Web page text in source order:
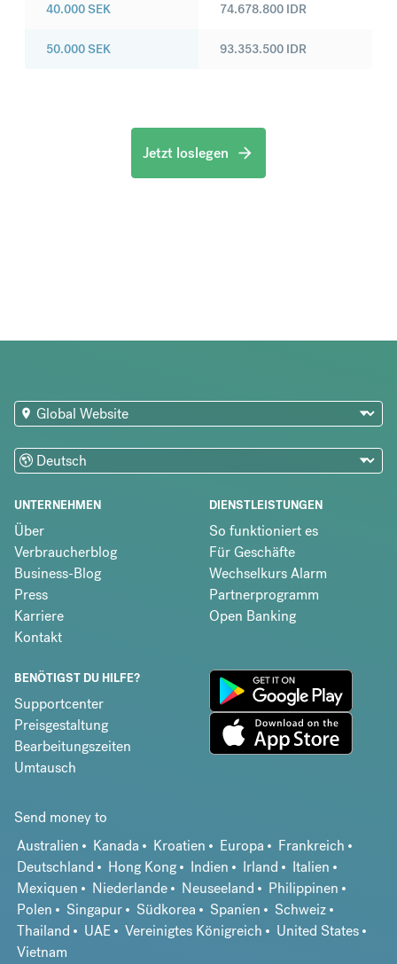
40.000SEK
50.000SEK
74.678.800 IDR
93.353.500 IDR
Jetzt loslegen
UNTERNEHMEN
Über
Verbraucherblog
Business-Blog
Press
Karriere
Kontakt
DIENSTLEISTUNGEN
So funktioniert es
Für Geschäfte
Wechselkurs Alarm
Partnerprogramm
Open Banking
BENÖTIGST DU HILFE?
Supportcenter
Preisgestaltung
Bearbeitungszeiten
Umtausch
Send money to
Australien
Kanada Kroatien Europa
Frankreich
Deutschland
Hong Kong Indien Irland
Italien
Mexiquen
Niederlande Neuseeland
Philippinen
Polen
Singapur Südkorea Spanien
Schweiz
Thailand
UAE Vereinigtes Königreich
United States
Vietnam